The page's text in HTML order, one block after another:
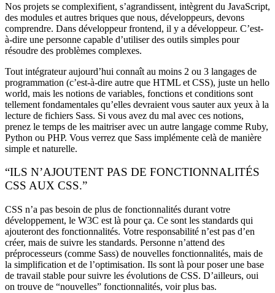
Nos projets se complexifient, s’agrandissent, intègrent du JavaScript,
des modules et autres briques que nous, développeurs, devons
comprendre. Dans développeur frontend, il y a développeur. C’est-
à-dire une personne capable d’utiliser des outils simples pour
résoudre des problèmes complexes.
Tout intégrateur aujourd’hui connaît au moins 2 ou 3 langages de
programmation (c’est-à-dire autre que HTML et CSS), juste un hello
world, mais les notions de variables, fonctions et conditions sont
tellement fondamentales qu’elles devraient vous sauter aux yeux à la
lecture de fichiers Sass. Si vous avez du mal avec ces notions,
prenez le temps de les maitriser avec un autre langage comme Ruby,
Python ou PHP. Vous verrez que Sass implémente celà de manière
simple et naturelle.
“ILS N’AJOUTENT PAS DE FONCTIONNALITÉS
CSS AUX CSS.”
CSS n’a pas besoin de plus de fonctionnalités durant votre
développement, le W3C est là pour ça. Ce sont les standards qui
ajouteront des fonctionnalités. Votre responsabilité n’est pas d’en
créer, mais de suivre les standards. Personne n’attend des
préprocesseurs (comme Sass) de nouvelles fonctionnalités, mais de
la simplification et de l’optimisation. Ils sont là pour poser une base
de travail stable pour suivre les évolutions de CSS. D’ailleurs, oui
on trouve de “nouvelles” fonctionnalités, voir plus bas.